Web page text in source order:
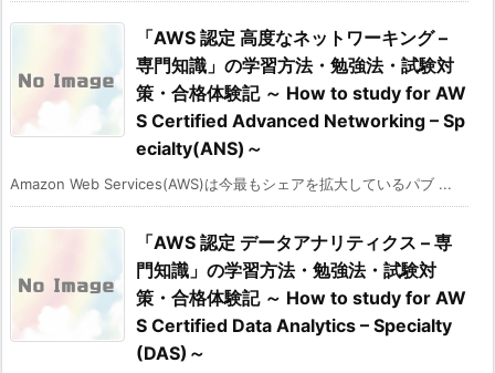
「AWS 認定 高度なネットワーキング –
専門知識」の学習方法・勉強法・試験対
策・合格体験記 ～ How to study for AW
S Certified Advanced Networking – Sp
ecialty(ANS)～
Amazon Web Services(AWS)は今最もシェアを拡大しているパブ ...
「AWS 認定 データアナリティクス – 専
門知識」の学習方法・勉強法・試験対
策・合格体験記 ～ How to study for AW
S Certified Data Analytics – Specialty
(DAS)～